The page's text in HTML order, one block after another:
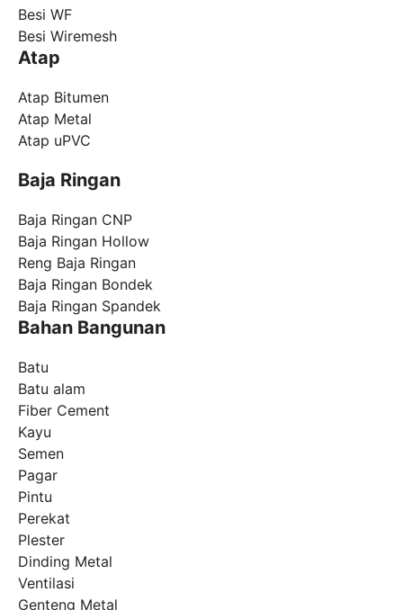
Besi WF
Besi Wiremesh
Atap
Atap Bitumen
Atap Metal
Atap uPVC
Baja Ringan
Baja Ringan CNP
Baja Ringan Hollow
Reng Baja Ringan
Baja Ringan Bondek
Baja Ringan Spandek
Bahan Bangunan
Batu
Batu alam
Fiber Cement
Kayu
Semen
Pagar
Pintu
Perekat
Plester
Dinding Metal
Ventilasi
Genteng Metal